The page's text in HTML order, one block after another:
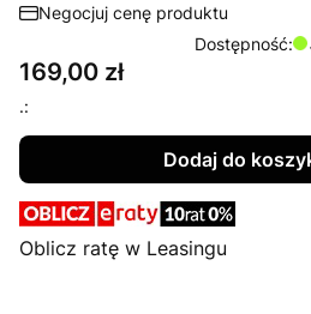
Negocjuj cenę produktu
Dostępność:
Cena
169,00 zł
.:
Dodaj do
Oblicz ratę w Leasingu